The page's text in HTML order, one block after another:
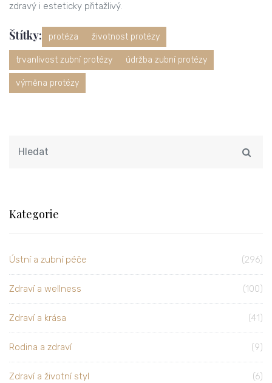
zdravý i esteticky přitažlivý.
Štítky: protéza životnost protézy
trvanlivost zubní protézy údržba zubní protézy
výměna protézy
Kategorie
Ústní a zubní péče (296)
Zdraví a wellness (100)
Zdraví a krása (41)
Rodina a zdraví (9)
Zdraví a životní styl (6)